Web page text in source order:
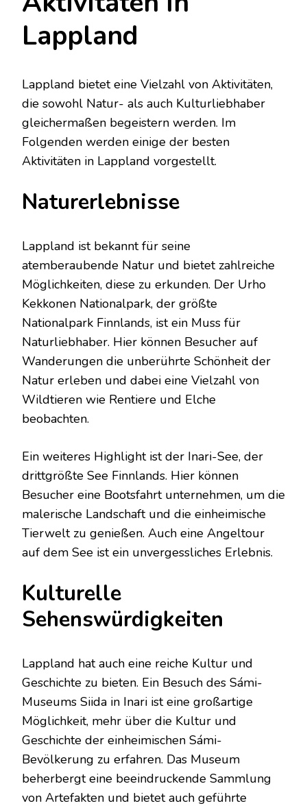
Lappland
Lappland bietet eine Vielzahl von Aktivitäten,
die sowohl Natur- als auch Kulturliebhaber
gleichermaßen begeistern werden. Im
Folgenden werden einige der besten
Aktivitäten in Lappland vorgestellt.
Naturerlebnisse
Lappland ist bekannt für seine
atemberaubende Natur und bietet zahlreiche
Möglichkeiten, diese zu erkunden. Der Urho
Kekkonen Nationalpark, der größte
Nationalpark Finnlands, ist ein Muss für
Naturliebhaber. Hier können Besucher auf
Wanderungen die unberührte Schönheit der
Natur erleben und dabei eine Vielzahl von
Wildtieren wie Rentiere und Elche
beobachten.
Ein weiteres Highlight ist der Inari-See, der
drittgrößte See Finnlands. Hier können
Besucher eine Bootsfahrt unternehmen, um die
malerische Landschaft und die einheimische
Tierwelt zu genießen. Auch eine Angeltour
auf dem See ist ein unvergessliches Erlebnis.
Kulturelle
Sehenswürdigkeiten
Lappland hat auch eine reiche Kultur und
Geschichte zu bieten. Ein Besuch des Sámi-
Museums Siida in Inari ist eine großartige
Möglichkeit, mehr über die Kultur und
Geschichte der einheimischen Sámi-
Bevölkerung zu erfahren. Das Museum
beherbergt eine beeindruckende Sammlung
von Artefakten und bietet auch geführte